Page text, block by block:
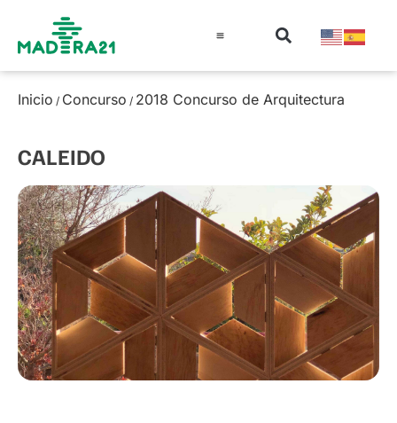
Inicio / Concurso / 2018 Concurso de Arquitectura
CALEIDO